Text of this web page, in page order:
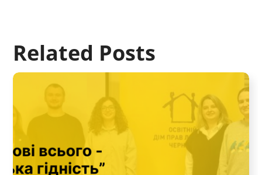
Related Posts